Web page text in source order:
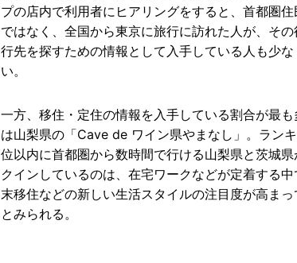
プの店内で利用者にヒアリングをすると、首都圏住
ではなく、全国から東京に旅行に訪れた人が、その
行先を探すための情報として入手している人も少な
い。
一方、移住・定住の情報を入手している割合が最
は山梨県の「Cave de ワイン県やまなし」。ラン
位以内に首都圏から数時間で行ける山梨県と茨城県
クインしているのは、在宅ワークなどが定着する中
末移住などの新しい生活スタイルの注目度が高まっ
とみられる。